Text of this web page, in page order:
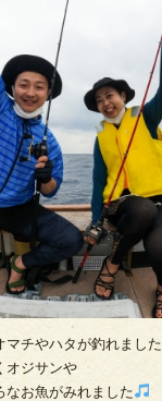
マチやハタが釣れました
オジサンや
なお魚がみれました